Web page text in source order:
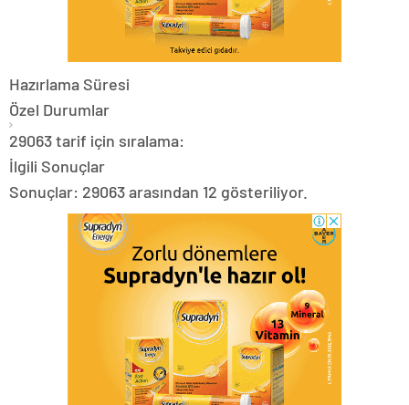
Hazırlama Süresi
Özel Durumlar
29063 tarif için sıralama:
İlgili Sonuçlar
Sonuçlar: 29063 arasından 12 gösteriliyor.